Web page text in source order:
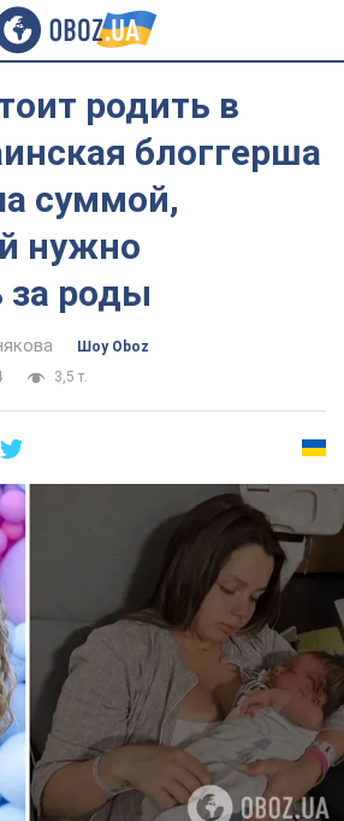
родить в
блоггерша
суммой,
нужно
за роды
Шоу Oboz
3,5 т.